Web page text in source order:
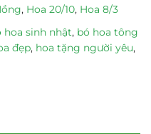
, Hoa 20/10, Hoa 8/3
hoa sinh nhật, bó hoa tông
đẹp, hoa tặng người yêu,